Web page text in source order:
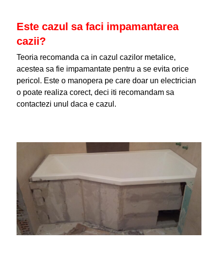
Este cazul sa faci impamantarea
cazii?
Teoria recomanda ca in cazul cazilor metalice,
acestea sa fie impamantate pentru a se evita orice
pericol. Este o manopera pe care doar un electrician
o poate realiza corect, deci iti recomandam sa
contactezi unul daca e cazul.